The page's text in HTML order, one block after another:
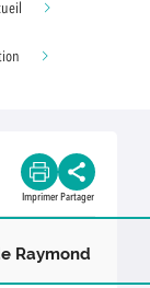
Imprimer Partager
Raymond